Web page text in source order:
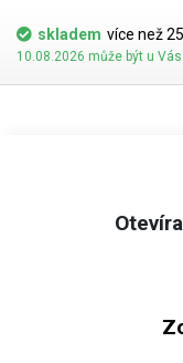
skladem více než
10.08.2026 může být u Vás